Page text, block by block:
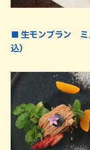
■ 生モンブラン ミ
込）